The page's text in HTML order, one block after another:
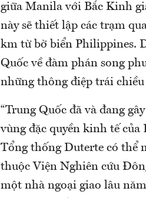
giữa Manila với Bắc Kinh
này sẽ thiết lập các trạm
km từ bờ biển Philippines.
Quốc về đàm phán song
những thông điệp trái
“Trung Quốc đã và đang
vùng đặc quyền kinh tế
Tổng thống Duterte có thể
thuộc Viện Nghiên cứu
một nhà ngoại giao lâu